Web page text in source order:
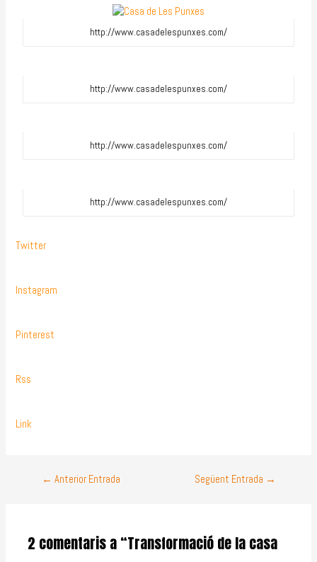
http://www.casadelespunxes.com/
http://www.casadelespunxes.com/
http://www.casadelespunxes.com/
http://www.casadelespunxes.com/
Twitter
Instagram
Pinterest
Rss
Link
← Anterior Entrada Següent Entrada →
2 comentaris a “Transformació de la casa